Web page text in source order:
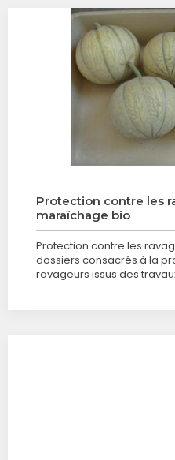
Protection contre les
maraîchage bio
Protection contre les
dossiers consacrés à la
ravageurs issus des